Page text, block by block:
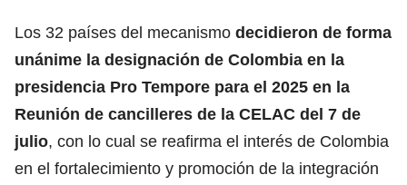
Los 32 países del mecanismo decidieron de forma
unánime la designación de Colombia en la
presidencia Pro Tempore para el 2025 en la
Reunión de cancilleres de la CELAC del 7 de
julio, con lo cual se reafirma el interés de Colombia
en el fortalecimiento y promoción de la integración